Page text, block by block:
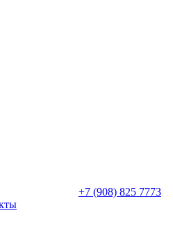
+7 (908) 825 7773